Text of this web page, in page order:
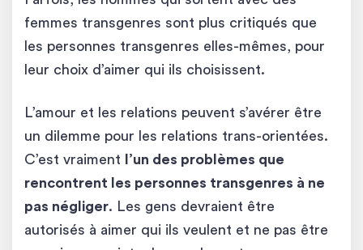
femmes transgenres sont plus critiqués que
les personnes transgenres elles-mêmes, pour
leur choix d’aimer qui ils choisissent.
L’amour et les relations peuvent s’avérer être
un dilemme pour les relations trans-orientées.
C’est vraiment
l’un des problèmes que
rencontrent les personnes transgenres à ne
pas négliger. Les gens devraient être
autorisés à aimer qui ils veulent et ne pas être